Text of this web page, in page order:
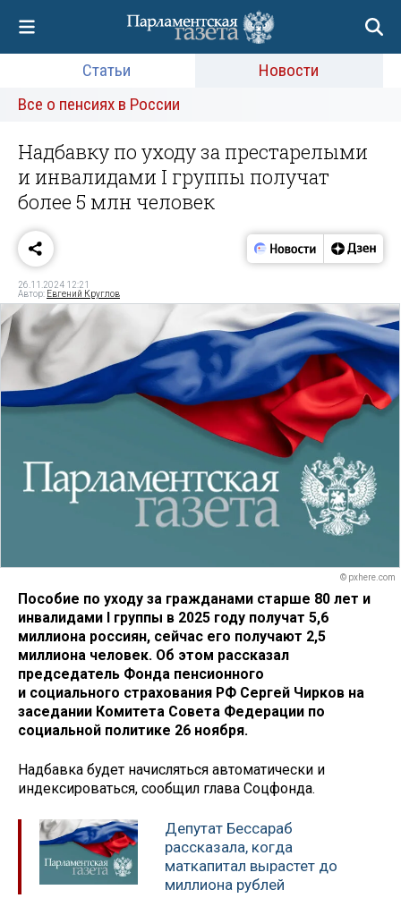
Статьи
Новости
Все о пенсиях в России
Надбавку по уходу за престарелыми
и инвалидами I группы получат
более 5 млн человек
26.11.2024 12:21
Автор: Евгений Круглов
© pxhere.com
Пособие по уходу за гражданами старше 80 лет и
инвалидами I группы в 2025 году получат 5,6
миллиона россиян, сейчас его получают 2,5
миллиона человек. Об этом рассказал
председатель Фонда пенсионного
и социального страхования РФ Сергей Чирков на
заседании Комитета Совета Федерации по
социальной политике 26 ноября.
Надбавка будет начисляться автоматически и
индексироваться, сообщил глава Соцфонда.
Депутат Бессараб
рассказала, когда
маткапитал вырастет до
миллиона рублей